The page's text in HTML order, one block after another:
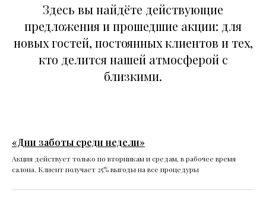
Здесь вы найдёте действующие
предложения и прошедшие акции: для
новых гостей, постоянных клиентов и тех,
кто делится нашей атмосферой с
близкими.
«Дни заботы среди недели»
Акция действует только по вторникам и средам, в рабочее время
салона. Клиент получает 25% выгоды на все процедуры